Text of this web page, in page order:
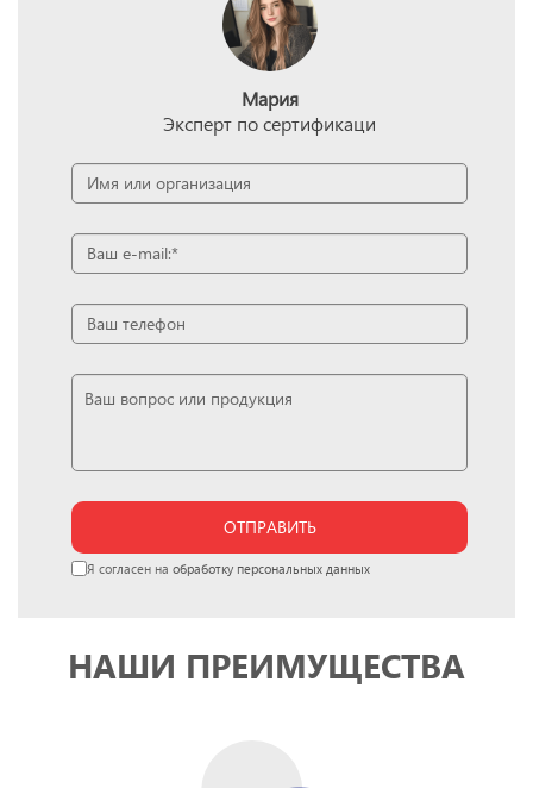
Мария
Эксперт по сертификаци
ОТПРАВИТЬ
Я согласен на обработку персональных данных
НАШИ ПРЕИМУЩЕСТВА